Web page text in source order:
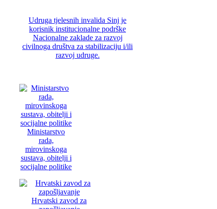
Udruga tjelesnih invalida Sinj je
korisnik institucionalne podrške
Nacionalne zaklade za razvoj
civilnoga društva za stabilizaciju i/ili
razvoj udruge.
Ministarstvo
rada,
mirovinskoga
sustava, obitelji i
socijalne politike
Hrvatski zavod za